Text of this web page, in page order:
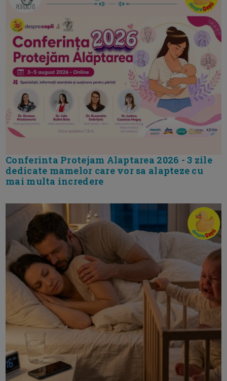
Conferinta Protejam Alaptarea 2026 - 3 zile
dedicate mamelor care vor sa alapteze cu
mai multa incredere